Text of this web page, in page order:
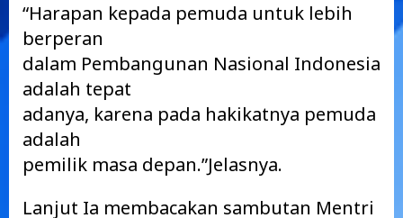
“Harapan kepada pemuda untuk lebih
berperan
dalam Pembangunan Nasional Indonesia
adalah tepat
adanya, karena pada hakikatnya pemuda
adalah
pemilik masa depan.”Jelasnya.
Lanjut Ia membacakan sambutan Mentri